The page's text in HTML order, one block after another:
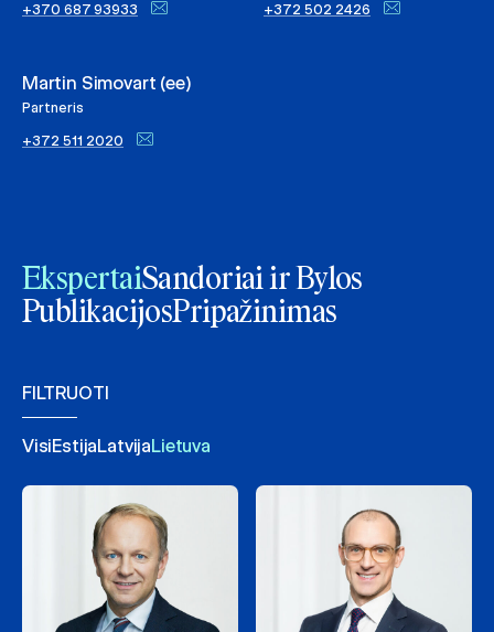
+370 687 93933
Martin Simovart (ee)
Partneris
+372 511 2020
+372 502 2426
EkspertaiSandoriai ir Bylos
PublikacijosPripažinimas
FILTRUOTI
VisiEstijaLatvijaLietuva